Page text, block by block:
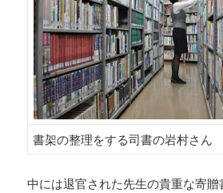
書架の整理をする司書の岩村さん
中には退官された先生の貴重な寄